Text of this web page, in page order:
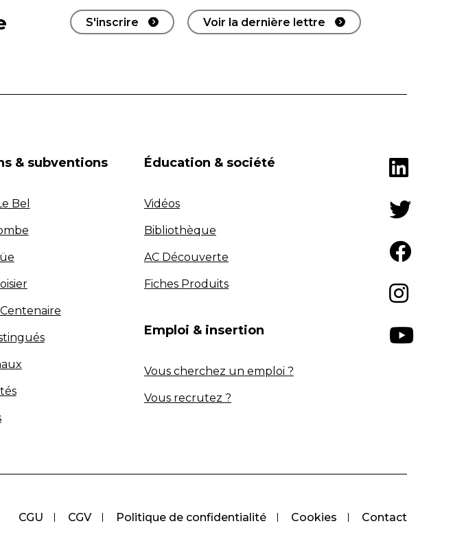
S'inscrire Voir la dernière lettre
& subventions
Bel
Éducation & société
Vidéos
Bibliothèque
AC Découverte
Fiches Produits
Emploi & insertion
Vous cherchez un emploi ?
Vous recrutez ?
CGU CGV Politique de confidentialité Cookies Contact